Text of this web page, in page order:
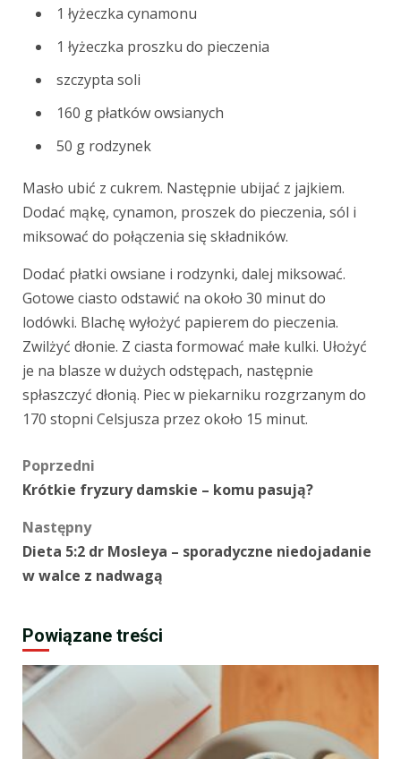
1 łyżeczka cynamonu
1 łyżeczka proszku do pieczenia
szczypta soli
160 g płatków owsianych
50 g rodzynek
Masło ubić z cukrem. Następnie ubijać z jajkiem.
Dodać mąkę, cynamon, proszek do pieczenia, sól i
miksować do połączenia się składników.
Dodać płatki owsiane i rodzynki, dalej miksować.
Gotowe ciasto odstawić na około 30 minut do
lodówki. Blachę wyłożyć papierem do pieczenia.
Zwilżyć dłonie. Z ciasta formować małe kulki. Ułożyć
je na blasze w dużych odstępach, następnie
spłaszczyć dłonią. Piec w piekarniku rozgrzanym do
170 stopni Celsjusza przez około 15 minut.
Zobacz
wpisy
Poprzedni
Krótkie fryzury damskie – komu pasują?
Następny
Dieta 5:2 dr Mosleya – sporadyczne niedojadanie
w walce z nadwagą
Powiązane treści